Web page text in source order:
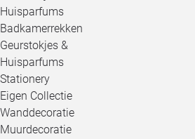
Huisparfums
Badkamerrekken
Geurstokjes &
Huisparfums
Stationery
Eigen Collectie
Wanddecoratie
Muurdecoratie